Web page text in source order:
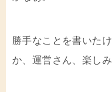
勝手なことを書いた
か、運営さん、楽し